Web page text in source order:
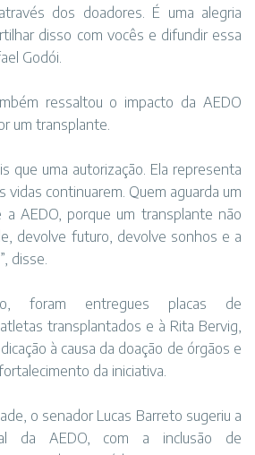
dos doadores. É uma alegria
disso com vocês e difundir essa
Godói.
ressaltou o impacto da AEDO
um transplante.
que uma autorização. Ela representa
vidas continuarem. Quem aguarda um
a AEDO, porque um transplante não
devolve futuro, devolve sonhos e a
disse.
foram entregues placas de
transplantados e à Rita Bervig,
à causa da doação de órgãos e
da iniciativa.
o senador Lucas Barreto sugeriu a
da AEDO, com a inclusão de